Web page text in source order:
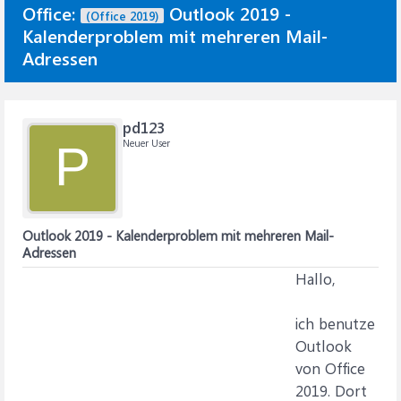
Office: (Office 2019)
Outlook 2019 -
Kalenderproblem mit mehreren Mail-
Adressen
P
pd123
Neuer User
Outlook 2019 - Kalenderproblem mit mehreren Mail-
Adressen
Hallo,
ich benutze
Outlook
von Office
2019. Dort